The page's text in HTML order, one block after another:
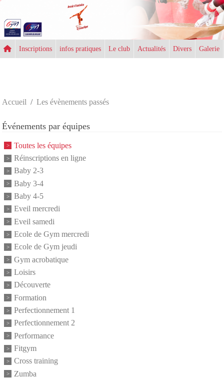
Inscriptions infos pratiques Le club Actualités Divers Galerie
Accueil Les évènements passés
Événements par équipes
Toutes les équipes
Réinscriptions en ligne
Baby 2-3
Baby 3-4
Baby 4-5
Eveil mercredi
Eveil samedi
Ecole de Gym mercredi
Ecole de Gym jeudi
Gym acrobatique
Loisirs
Découverte
Formation
Perfectionnement 1
Perfectionnement 2
Performance
Fitgym
Cross training
Zumba
Panneau de gestion des cookies